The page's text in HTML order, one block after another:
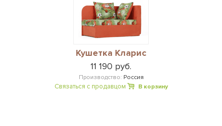
Кушетка Кларис
11 190 руб.
Производство: Россия
Связаться с продавцом В корзину